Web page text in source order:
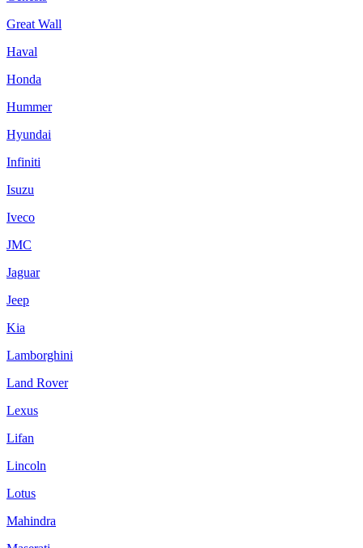
Great Wall
Haval
Honda
Hummer
Hyundai
Infiniti
Isuzu
Iveco
JMC
Jaguar
Jeep
Kia
Lamborghini
Land Rover
Lexus
Lifan
Lincoln
Lotus
Mahindra